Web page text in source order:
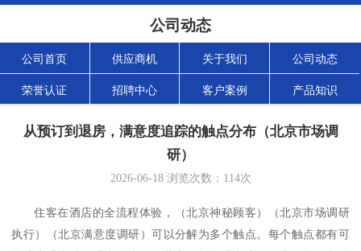
公司动态
公司首页 供应商机 关于我们 公司动态
荣誉认证 招聘中心 客户案例 产品知识
从预订到退房，满意度追踪的触点分布（北京市场调
研）
2026-06-18浏览次数： 114次
住客在酒店的全流程体验，
（北京神秘顾客）（北京市场调研
执行）（北京满意度调研）可以分解为多个触点。每个触点都有可